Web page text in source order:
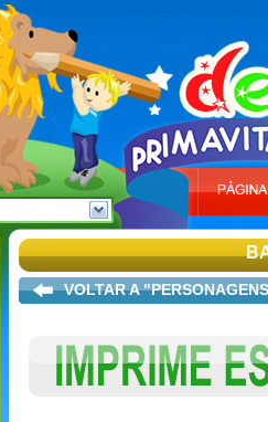
VOLTAR A